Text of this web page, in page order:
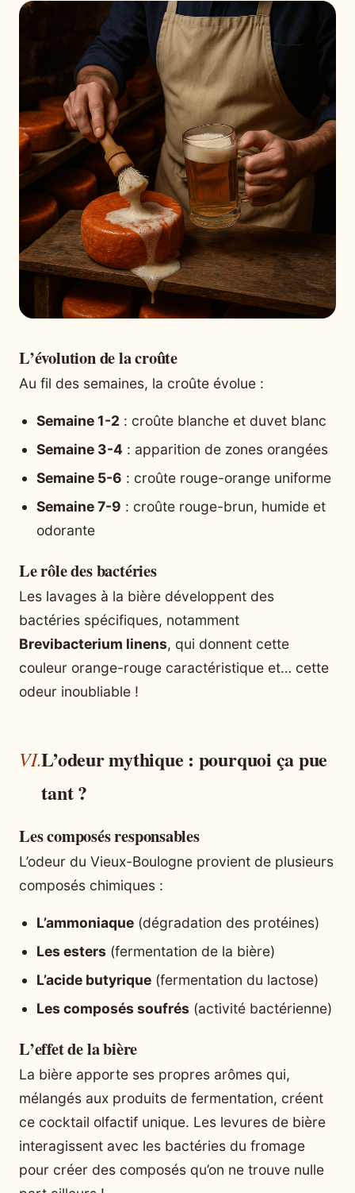
L’évolution de la croûte
Au fil des semaines, la croûte évolue :
Semaine 1-2 : croûte blanche et duvet blanc
Semaine 3-4 : apparition de zones orangées
Semaine 5-6 : croûte rouge-orange uniforme
Semaine 7-9 : croûte rouge-brun, humide et
odorante
Le rôle des bactéries
Les lavages à la bière développent des
bactéries spécifiques, notamment
Brevibacterium linens, qui donnent cette
couleur orange-rouge caractéristique et… cette
odeur inoubliable !
L’odeur mythique : pourquoi ça pue
tant ?
Les composés responsables
L’odeur du Vieux-Boulogne provient de plusieurs
composés chimiques :
L’ammoniaque (dégradation des protéines)
Les esters (fermentation de la bière)
L’acide butyrique (fermentation du lactose)
Les composés soufrés (activité bactérienne)
L’effet de la bière
La bière apporte ses propres arômes qui,
mélangés aux produits de fermentation, créent
ce cocktail olfactif unique. Les levures de bière
interagissent avec les bactéries du fromage
pour créer des composés qu’on ne trouve nulle